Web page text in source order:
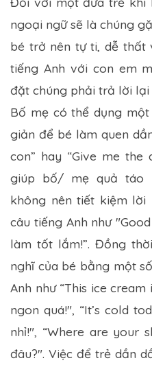
ngoại ngữ sẽ là chúng
bé trở nên tự ti, dễ thất
tiếng Anh với con em
đặt chúng phải trả lời lại
Bố mẹ có thể dụng
giản để bé làm quen
con” hay “Give me the
giúp bố/ mẹ quả táo
không nên tiết kiệm lời
câu tiếng Anh như
làm tốt lắm!”. Đồng
nghĩ của bé bằng một
Anh như “This ice
ngon quá!", “It’s cold
nhỉ!", “Where are your
đâu?". Việc để trẻ dần